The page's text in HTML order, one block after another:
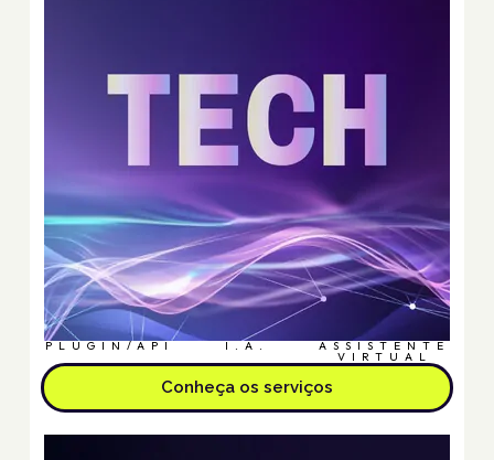
PLUGIN/API I.A. ASSISTENTE
VIRTUAL
Conheça os serviços